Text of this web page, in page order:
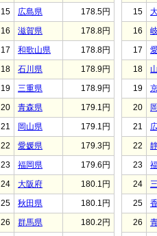
15
広島県
178.5円
16
滋賀県
178.8円
17
和歌山県
178.8円
18
石川県
178.9円
19
三重県
178.9円
20
青森県
179.1円
21
岡山県
179.1円
22
愛媛県
179.3円
23
福岡県
179.6円
24
大阪府
180.1円
25
秋田県
180.1円
26
群馬県
180.2円
15
16
17
18
19
20
21
22
23
24
25
26